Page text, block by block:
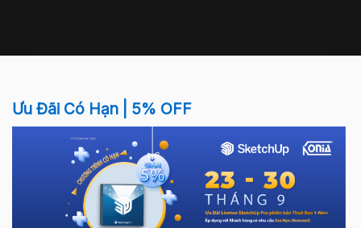
Ưu Đãi Có Hạn | 5% OFF